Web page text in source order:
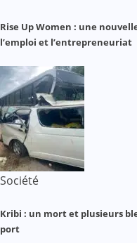
Rise Up Women : une
l’emploi et l’entrepreneuriat
Société
Kribi : un mort et plusieurs
port